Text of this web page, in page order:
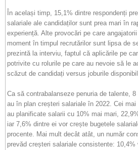
În același timp, 15,1% dintre respondenți
salariale ale candidaților sunt prea mari în
experiență. Alte provocări pe care
moment în timpul recrutărilor sunt lipsa de
prezintă la interviu, faptul că aplicările pe
potrivite cu rolurile pe care au nevoie să le
scăzut de candidați versus joburile
Ca să contrabalanseze penuria de talente,
au în plan creșteri salariale în 2022. Cei
au planificate salarii cu 10% mai mari,
iar 7,6% dintre ei vor crește bugetele
procente. Mai mult decât atât, un număr
prevăd creșteri salariale consistente: